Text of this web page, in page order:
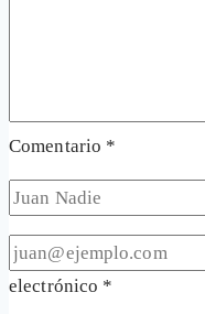
Comentario *
electrónico *